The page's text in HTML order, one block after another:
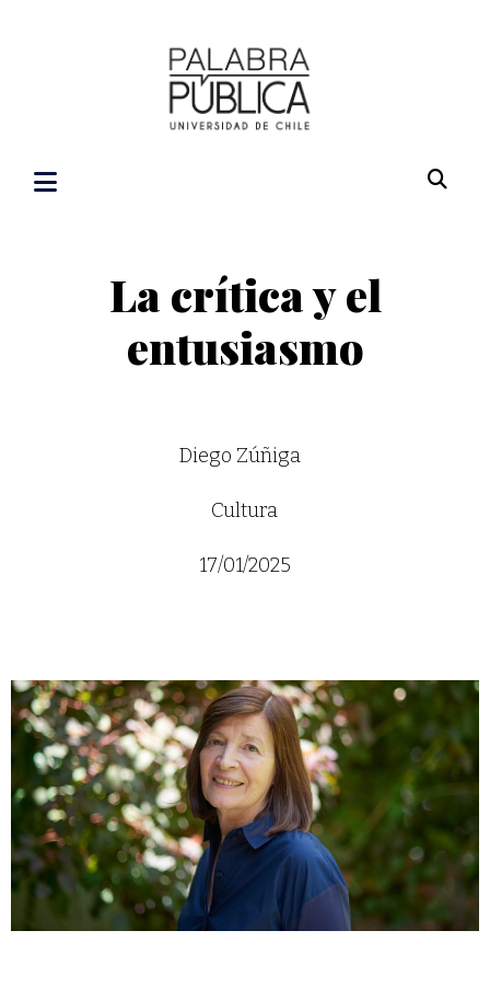
La crítica y el
entusiasmo
Diego Zúñiga
Cultura
17/01/2025